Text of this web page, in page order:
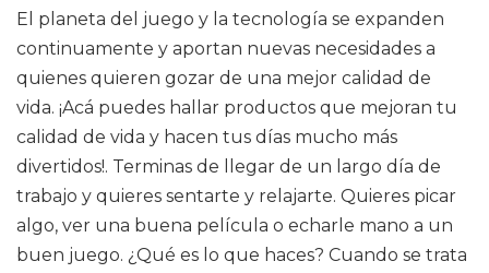
El planeta del juego y la tecnología se expanden
continuamente y aportan nuevas necesidades a
quienes quieren gozar de una mejor calidad de
vida. ¡Acá puedes hallar productos que mejoran tu
calidad de vida y hacen tus días mucho más
divertidos!. Terminas de llegar de un largo día de
trabajo y quieres sentarte y relajarte. Quieres picar
algo, ver una buena película o echarle mano a un
buen juego. ¿Qué es lo que haces? Cuando se trata